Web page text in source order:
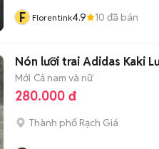
F Florentink4.9 10 đã bán
Nón lưỡi trai Adidas Kaki
Mới Cả nam và nữ
280.000 đ
Thành phố Rạch Giá